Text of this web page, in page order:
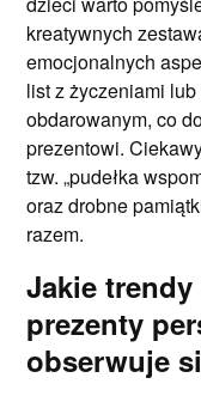
kreatywnych
emocjonalnych
list z życzeniami
obdarowanym, co
prezentowi.
tzw. „pudełka
oraz drobne
razem.
Jakie
prezenty
obserwuje